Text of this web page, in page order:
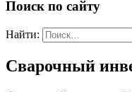
Поиск по сайту
Найти:
Сварочный